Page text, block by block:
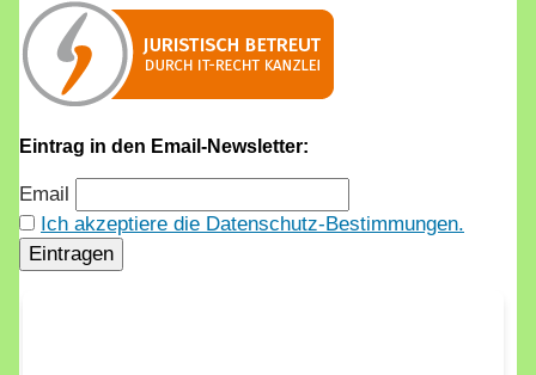
Eintrag in den Email-Newsletter:
Email
Ich akzeptiere die Datenschutz-Bestimmungen.